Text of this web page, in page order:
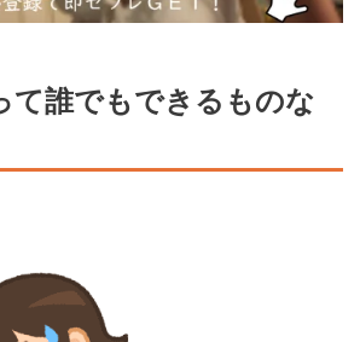
て誰でもできるものな